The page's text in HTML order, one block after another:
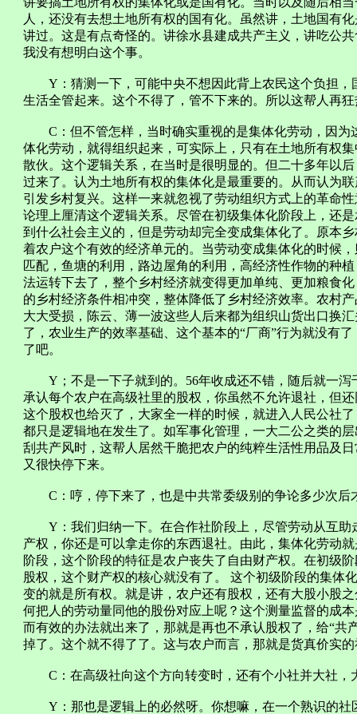
人，还没有去想土地所有权的国有化。虽然讲，土地国有
讲过。这是有点奇怪的。讲徐水县建成共产主义，讲吃公
我没有想明白这个事。
Y：猜测一下，可能中央不想因此背上农民这个负担，
生活全管起来。这个不得了，管不下来的。所以这帮人再
C：但不管怎样，当时确实重视的是集体化劳动，因为
体化劳动，就得组织起来，可实际上，只有在土地所有权
散伙。这个逻辑关系，在当时是很明显的。但二十多年以
过来了。认为土地所有权的集体化是最重要的。从而认为
引发乡村复兴。这样一来就忽视了劳动组织方式上的革命
论理上厘清这个逻辑关系。尽管在初级集体化阶段上，还
到什么社会主义的，但是劳动却完全变成集体化了。原本
着农户这个有效的经济单元的。当劳动变成集体化的时候
匹配，鱼塘的利用，路边屋角的利用，高经济性作物的种
法运转下去了，整个乡村经济就变得更加单纯、更加粮食
的乡村经济条件相冲突，整体降低了乡村经济效率。农村
大大受损，陈云、薄一波这些人后来都为组织山货出口换
了，农业生产的效率基础、这个基本的“厂商”行为就没有
了吧。
Y；不是一下子就到的。56年收成还不错，随后就一泻
承认每个农户在高级社里的股权，你虽然不允许退社，但
这个股权也给灭了，大家全一样的时候，就进入人民公社
都只是逻辑地在发生了。如军事化管理，一大二公之类的
刮共产风时，这帮人居然干脆把农户的纯粹生活性用品及
又很快停下来。
C：哼，停下来了，也是中共常委级别的争论多少次后
Y：我们归纳一下。在合作社阶段上，尽管劳动从互助
产权，你还是可以拿走你的东西退社。由此，集体化劳动
阶段，这个阶段的特征是农户丧失了自由财产权。在初级
股权，这个财产权的核心就没有了。 这个初级阶段的集体
变的就是所有权。就是讲，农户还有股权，还有大股小股
何把人的劳动量同他的股份对应上呢？这个测量监督的成
而有效的办法就出来了，那就是再也不承认股权了，给“共
掉了。这个就不得了了。这与农户而言，那就是货真价实
C：在高级社向这个方向转变时，还有个小社并大社，
Y：那也是逻辑上的必然呀。你想嘛，在一个熟识的社